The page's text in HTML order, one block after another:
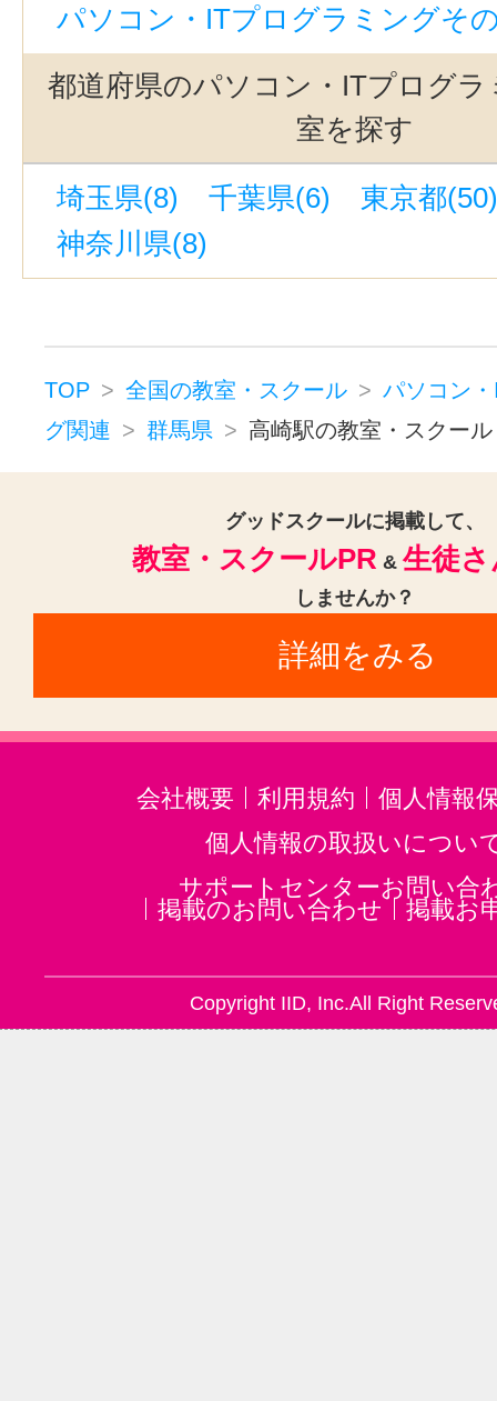
パソコン・ITプログラミングそ
都道府県のパソコン・ITプログラ
室を探す
埼玉県(8) 千葉県(6)
東京都(50)
神奈川県(8)
TOP 全国の教室・スクール
パソコン
グ関連
群馬県 高崎駅の教室・スクール
グッドスクールに掲載して、
教室・スクールPR & 生徒
しませんか？
詳細をみる
会社概要 利用規約
個人情報
個人情報の取扱いについ
サポートセンターお問い合
掲載のお問い合わせ
掲載お
Copyright IID, Inc.All Right